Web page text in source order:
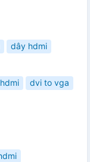
dây hdmi
dvi to vga